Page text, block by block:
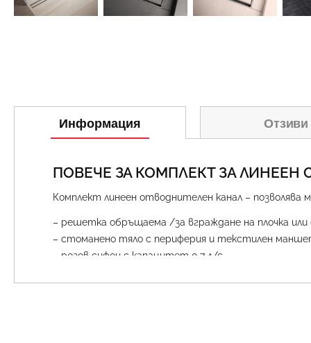
Информация Отзиви
ПОВЕЧЕ ЗА КОМПЛЕКТ ЗА ЛИНЕЕН
Комплект линеен отводнителен канал –
– решетка обръщаема /за вграждане на плочка
– стоманено тяло с периферия и текстилен
– рогов сифон с капацитет 0,7 л/с.
Варианти и цени: